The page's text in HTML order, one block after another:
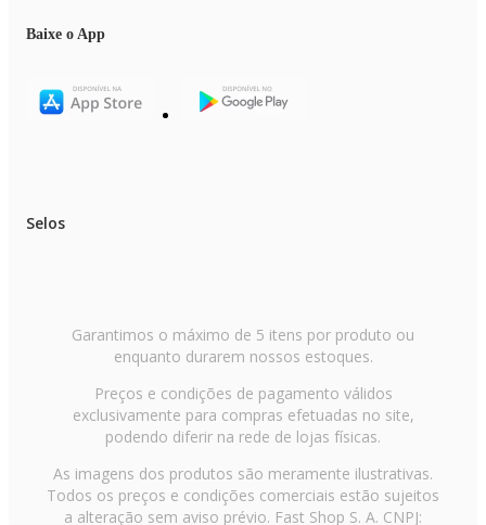
Baixe o App
Selos
Garantimos o máximo de 5 itens por produto ou
enquanto durarem nossos estoques.
Preços e condições de pagamento válidos
exclusivamente para compras efetuadas no site,
podendo diferir na rede de lojas físicas.
As imagens dos produtos são meramente ilustrativas.
Todos os preços e condições comerciais estão sujeitos
a alteração sem aviso prévio. Fast Shop S. A. CNPJ: